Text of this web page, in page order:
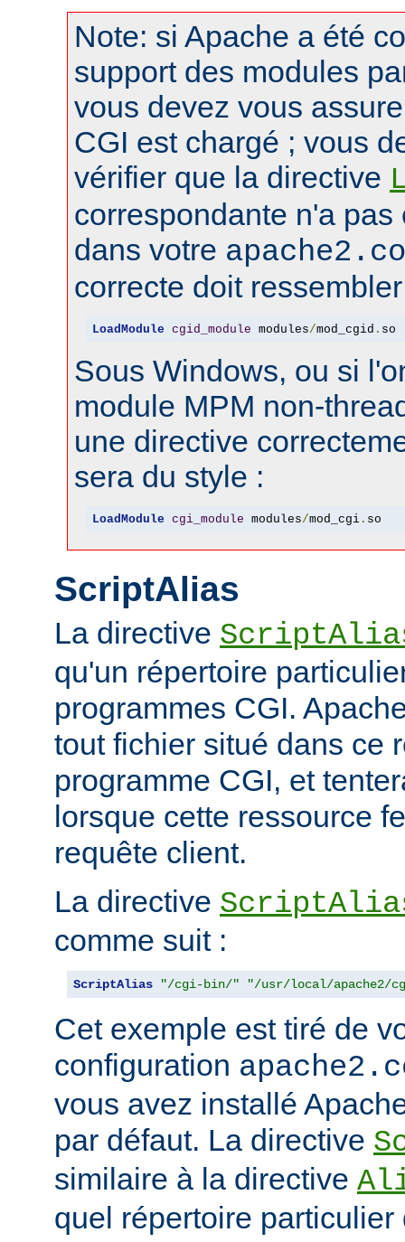
Note: si Apache a été
support des modules
vous devez vous
CGI est chargé ; vous
vérifier que la directive
correspondante n'a pas
dans votre
correcte doit
LoadModule cgid_module modules/mod_cgid . so
Sous Windows, ou si
module MPM non-
une directive
sera du style :
LoadModule cgi_module modules/mod_cgi. so
ScriptAlias
La directive
qu'un répertoire
programmes CGI.
tout fichier situé dans ce
programme CGI, et
lorsque cette ressource
requête client.
La directive
comme suit :
ScriptAlias "/cgi-bin/" "/usr/local/apache2/
Cet exemple est tiré de
configuration
vous avez installé
par défaut. La directive
similaire à la directive
quel répertoire